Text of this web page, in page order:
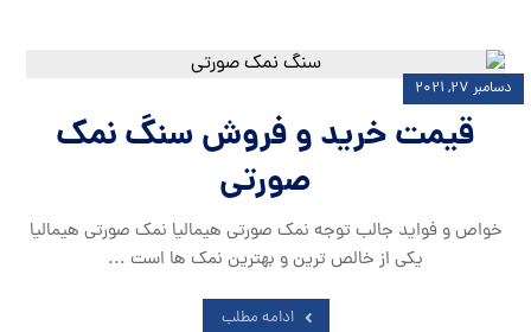
قیمت خرید و فروش سنگ نمک
صورتی
دسامبر ۲۷, ۲۰۲۱
خواص و فواید جالب توجه نمک صورتی هیمالیا نمک صورتی هیمالیا
یکی از خالص ترین و بهترین نمک ها است ...
ادامه مطلب